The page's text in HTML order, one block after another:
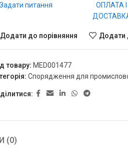
Задати питання
ОПЛАТА І
Додати до порівняння Додати
товару: MED001477
Спорядження для
(0)